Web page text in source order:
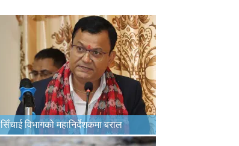
सिँचाई विभागको महानिर्देशकमा बराल